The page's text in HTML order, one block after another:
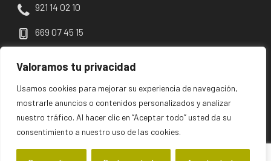
Valoramos tu privacidad
Usamos cookies para mejorar su experiencia de navegación,
mostrarle anuncios o contenidos personalizados y analizar
nuestro tráfico. Al hacer clic en “Aceptar todo” usted da su
consentimiento a nuestro uso de las cookies.
921 14 02 10
669 07 45 15